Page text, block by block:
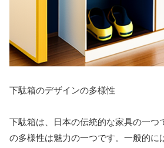
下駄箱のデザインの多様性
下駄箱は、日本の伝統的な家具の一つ
の多様性は魅力の一つです。一般的に